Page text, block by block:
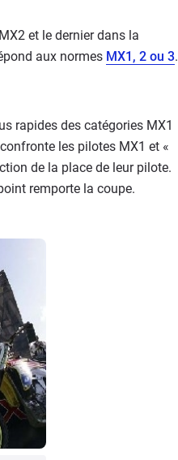
et le dernier dans la
aux normes MX1, 2 ou 3.
rapides des catégories MX1
les pilotes MX1 et «
de la place de leur pilote.
remporte la coupe.